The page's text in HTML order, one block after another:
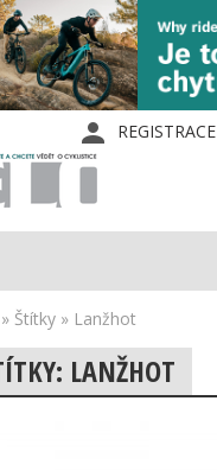
REGISTRACE
» Štítky » Lanžhot
LANŽHOT